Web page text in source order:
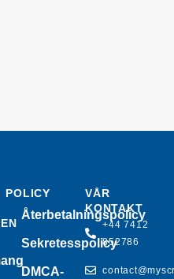
POLICY
Återbetalningspolicy
Sekretesspolicy
DMCA-
VÅR
KONTAKT
+44 7412
852786